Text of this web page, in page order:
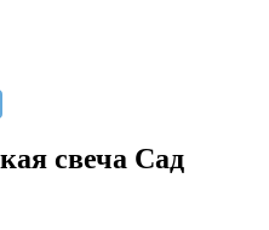
свеча Сад